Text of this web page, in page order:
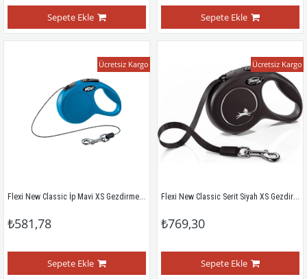
Sepete Ekle Sepete Ekle
Flexi New Classic İp Mavi XS Gezdirme Tasması 3 Mt
₺581,78
Sepete Ekle
Ücretsiz Kargo
Flexi New Classic Serit Siyah XS Gezdirme Tasmasi 3 Mt
₺769,30
Sepete Ekle
Ücretsiz Kargo